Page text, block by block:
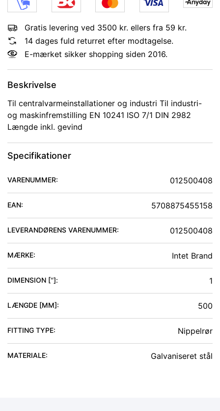
Gratis levering ved 3500 kr. ellers fra 59 kr.
14 dages fuld returret efter modtagelse.
E-mærket sikker shopping siden 2016.
Beskrivelse
Til centralvarmeinstallationer og industri Til industri-
og maskinfremstilling EN 10241 ISO 7/1 DIN 2982
Længde inkl. gevind
Specifikationer
VARENUMMER: 012500408
EAN: 5708875455158
LEVERANDØRENS VARENUMMER: 012500408
MÆRKE: Intet Brand
DIMENSION ['']: 1
LÆNGDE [MM]: 500
FITTING TYPE: Nippelrør
MATERIALE: Galvaniseret stål